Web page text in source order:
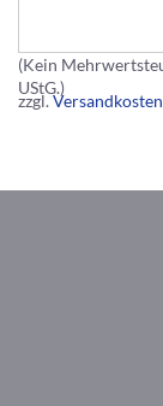
(Kein
UStG.)
zzgl.Versandkosten